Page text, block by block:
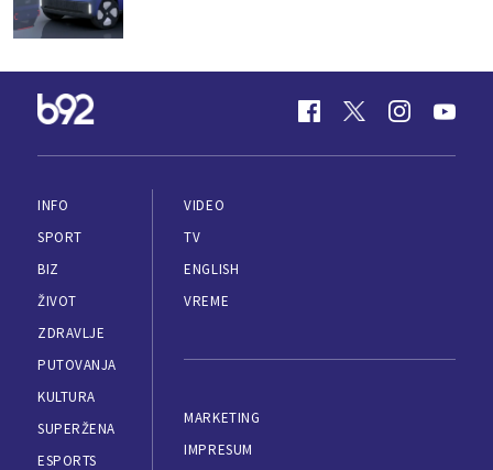
INFO
SPORT
BIZ
ŽIVOT
ZDRAVLJE
PUTOVANJA
KULTURA
SUPERŽENA
ESPORTS
VIDEO
TV
ENGLISH
VREME
MARKETING
IMPRESUM